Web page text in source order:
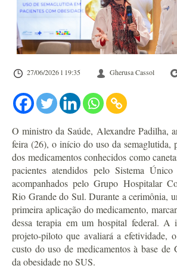
27/06/2026 l 19:35 Gherusa Cassol
O ministro da Saúde, Alexandre Padilha,
feira (26), o início do uso da semaglutida,
dos medicamentos conhecidos como
pacientes atendidos pelo Sistema
acompanhados pelo Grupo Hospitalar
Rio Grande do Sul. Durante a cerimônia,
primeira aplicação do medicamento,
dessa terapia em um hospital federal. A
projeto-piloto que avaliará a efetividade,
custo do uso de medicamentos à base de
da obesidade no SUS.